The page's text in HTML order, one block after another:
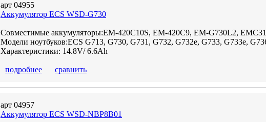
арт 04955
Аккумулятор ECS WSD-G730
Совместимые аккумуляторы:EM-420C10S, EM-420C9, EM-G730L2,
Модели ноутбуков:ECS G713, G730, G731, G732, G732e, G733, G733e,
Характеристики: 14.8V/ 6.6Ah
подробнее сравнить
арт 04957
Аккумулятор ECS WSD-NBP8B01